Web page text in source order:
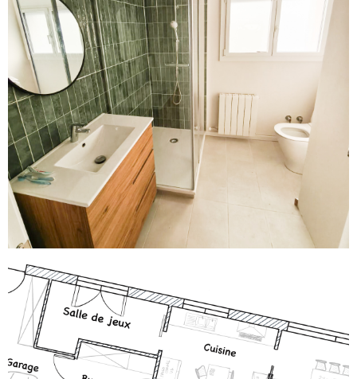
Voir le projet
Validation d'achat pour une maison
unifamiliale